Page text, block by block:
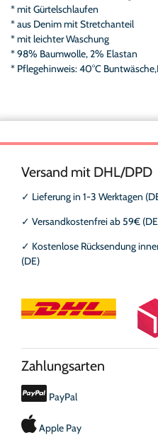
* mit Gürtelschlaufen
* aus Denim mit Stretchanteil
* mit leichter Waschung
* 98% Baumwolle, 2% Elastan
* Pflegehinweis: 40°C
Versand mit DHL/DPD
✓ Lieferung in 1-3 Werktagen
✓ Versandkostenfrei ab 59€
✓ Kostenlose Rücksendung
(DE)
Zahlungsarten
PayPal
Apple Pay